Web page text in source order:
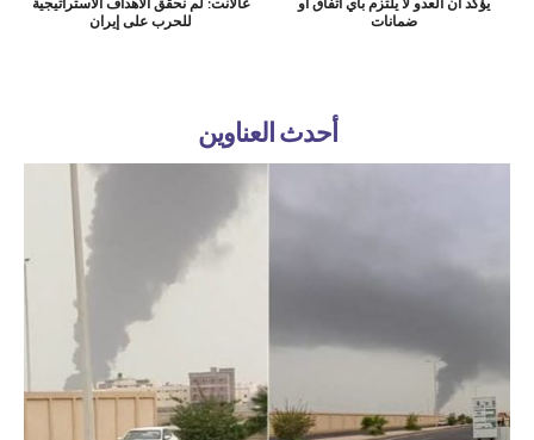
غالانت: لم نحقق الأهداف الاستراتيجية
للحرب على إيران
يؤكد أن العدو لا يلتزم بأي اتفاق أو
ضمانات
أحدث العناوين